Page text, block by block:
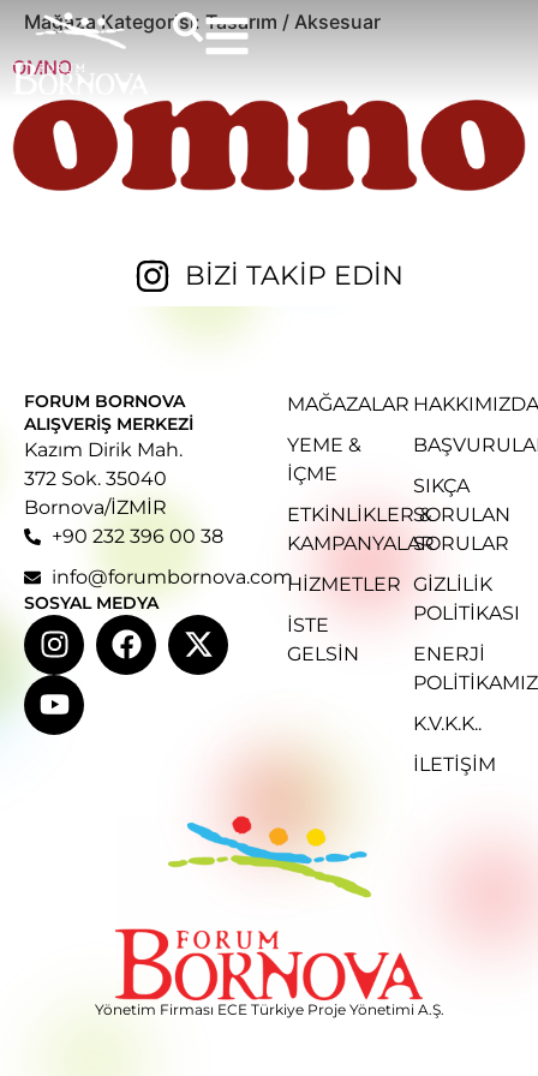
Mağaza Kategorisi: Tasarım / Aksesuar
OMNO
BİZİ TAKİP EDİN
FORUM BORNOVA
ALIŞVERIŞ MERKEZI
Kazım Dirik Mah.
372 Sok. 35040
Bornova/İZMİR
+90 232 396 00 38
info@forumbornova.com
SOSYAL MEDYA
MAĞAZALAR
YEME &
İÇME
ETKINLIKLER &
KAMPANYALAR
HIZMETLER
İSTE
GELSIN
HAKKIMIZDA
SIKÇA
SORULAN
SORULAR
GIZLILIK
POLITIKASI
ENERJI
POLITIKAMIZ
K.V.K.K..
İLETİŞİM
Yönetim Firması ECE Türkiye Proje Yönetimi A.Ş.